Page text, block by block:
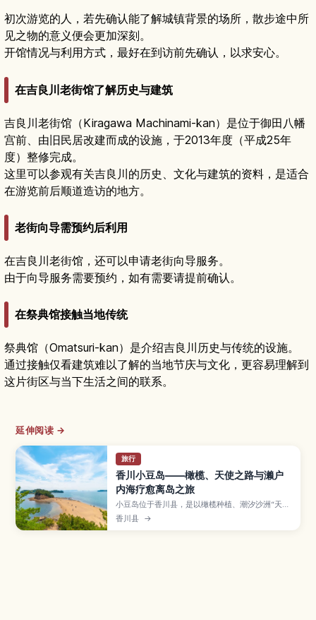
初次游览的人，若先确认能了解城镇背景的场所，散步途中所
见之物的意义便会更加深刻。
开馆情况与利用方式，最好在到访前先确认，以求安心。
在吉良川老街馆了解历史与建筑
吉良川老街馆（Kiragawa Machinami-kan）是位于御田八幡
宫前、由旧民居改建而成的设施，于2013年度（平成25年
度）整修完成。
这里可以参观有关吉良川的历史、文化与建筑的资料，是适合
在游览前后顺道造访的地方。
老街向导需预约后利用
在吉良川老街馆，还可以申请老街向导服务。
由于向导服务需要预约，如有需要请提前确认。
在祭典馆接触当地传统
祭典馆（Omatsuri-kan）是介绍吉良川历史与传统的设施。
通过接触仅看建筑难以了解的当地节庆与文化，更容易理解到
这片街区与当下生活之间的联系。
延伸阅读 →
旅行
香川小豆岛——橄榄、天使之路与濑户
内海疗愈离岛之旅
小豆岛位于香川县，是以橄榄种植、潮汐沙洲“天使
之路”、寒霞溪峡谷景观和传统酱油酿造闻名的濑户
内海人气离岛。文章将说明从本州与四国搭乘渡轮
香川县 →